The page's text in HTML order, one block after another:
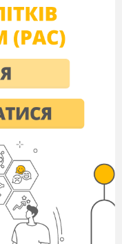
України.,
записані
про працю
(Кожна людина
3,25,26).
.Склад
робота.
розповіді
та на